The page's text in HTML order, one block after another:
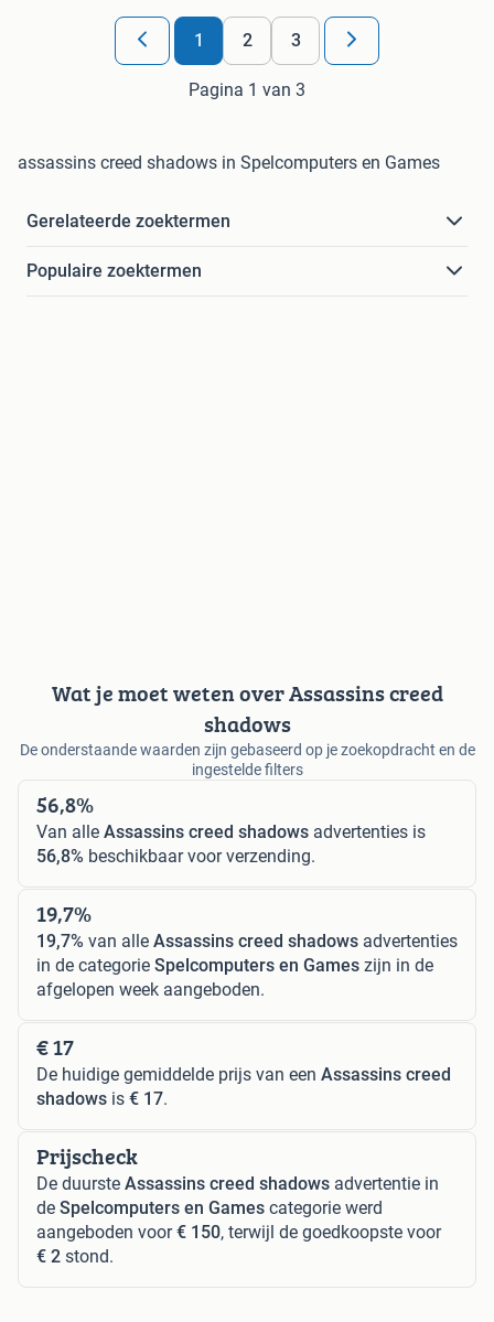
1 2 3
Pagina 1 van 3
assassins creed shadows in Spelcomputers en Games
Gerelateerde zoektermen
Populaire zoektermen
Wat je moet weten over Assassins creed
shadows
De onderstaande waarden zijn gebaseerd op je zoekopdracht en de
ingestelde filters
56,8%
Van alle Assassins creed shadows advertenties is
56,8% beschikbaar voor verzending.
19,7%
19,7% van alle Assassins creed shadows advertenties
in de categorie Spelcomputers en Games zijn in de
afgelopen week aangeboden.
€ 17
De huidige gemiddelde prijs van een Assassins creed
shadows is € 17.
Prijscheck
De duurste Assassins creed shadows advertentie in
de Spelcomputers en Games categorie werd
aangeboden voor€ 150, terwijl de goedkoopste voor
€ 2 stond.